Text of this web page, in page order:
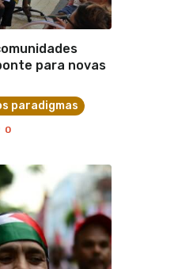
para novas
paradigmas
0